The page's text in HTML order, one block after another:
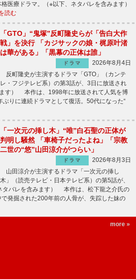
医療ドラマ。（※以下、ネタバレを含みます）
読む
「GTO」“鬼塚”反町隆史らが「告白大作
戦」を決行 「カジサックの娘・梶原叶渚
は華がある」「黒幕の正体は誰」
ドラマ
2026年8月4日
反町隆史が主演するドラマ「GTO」（カンテ
レ・フジテレビ系）の第3話が、3日に放送され
す） 本作は、1998年に放送されて人気を博
ぶりに連続ドラマとして復活。50代になった“
「一次元の挿し木」“唯”白石聖の正体が
判明し騒然 「車椅子だったよね」「宗教
二世の“悠”山田涼介がつらい」
ドラマ
2026年8月3日
山田涼介が主演するドラマ「一次元の挿し
木」（読売テレビ・日本テレビ系）の第5話が、
タバレを含みます） 本作は、松下龍之介氏の
発掘された200年前の人骨が、失踪した妹の
more »